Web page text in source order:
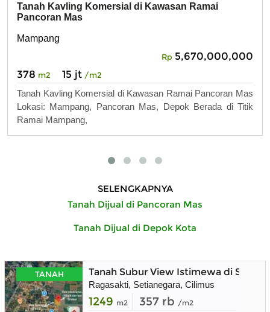
Tanah Kavling Komersial di Kawasan Ramai
Pancoran Mas
Mampang
Rp 5,670,000,000
378 m2 15 jt /m2
Tanah Kavling Komersial di Kawasan Ramai Pancoran Mas
Lokasi: Mampang, Pancoran Mas, Depok Berada di Titik
Ramai Mampang,
SELENGKAPNYA
Tanah Dijual di Pancoran Mas
Tanah Dijual di Depok Kota
TANAH Tanah Subur View Istimewa di
Ragasakti, Setianegara, Cilimus
1249 m2 357 rb /m2